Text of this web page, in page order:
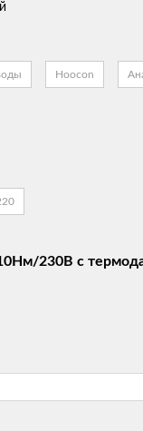
Hoocon
230В с